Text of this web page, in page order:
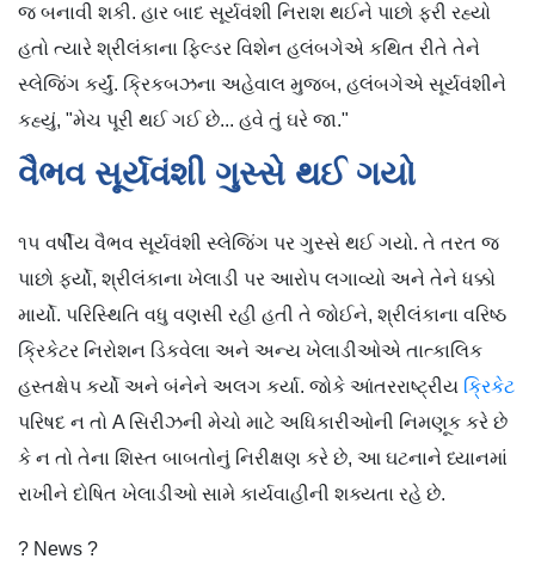
જ બનાવી શકી. હાર બાદ સૂર્યવંશી નિરાશ થઈને પાછો ફરી રહ્યો
હતો ત્યારે શ્રીલંકાના ફિલ્ડર વિશેન હલંબગેએ કથિત રીતે તેને
સ્લેજિંગ કર્યું. ક્રિકબઝના અહેવાલ મુજબ, હલંબગેએ સૂર્યવંશીને
કહ્યું, "મેચ પૂરી થઈ ગઈ છે... હવે તું ઘરે જા."
વૈભવ સૂર્યવંશી ગુસ્સે થઈ ગયો
૧૫ વર્ષીય વૈભવ સૂર્યવંશી સ્લેજિંગ પર ગુસ્સે થઈ ગયો. તે તરત જ
પાછો ફર્યો, શ્રીલંકાના ખેલાડી પર આરોપ લગાવ્યો અને તેને ધક્કો
માર્યો. પરિસ્થિતિ વધુ વણસી રહી હતી તે જોઈને, શ્રીલંકાના વરિષ્ઠ
ક્રિકેટર નિરોશન ડિકવેલા અને અન્ય ખેલાડીઓએ તાત્કાલિક
હસ્તક્ષેપ કર્યો અને બંનેને અલગ કર્યા. જોકે આંતરરાષ્ટ્રીય ક્રિકેટ
પરિષદ ન તો A સિરીઝની મેચો માટે અધિકારીઓની નિમણૂક કરે છે
કે ન તો તેના શિસ્ત બાબતોનું નિરીક્ષણ કરે છે, આ ઘટનાને ધ્યાનમાં
રાખીને દોષિત ખેલાડીઓ સામે કાર્યવાહીની શક્યતા રહે છે.
? News ?